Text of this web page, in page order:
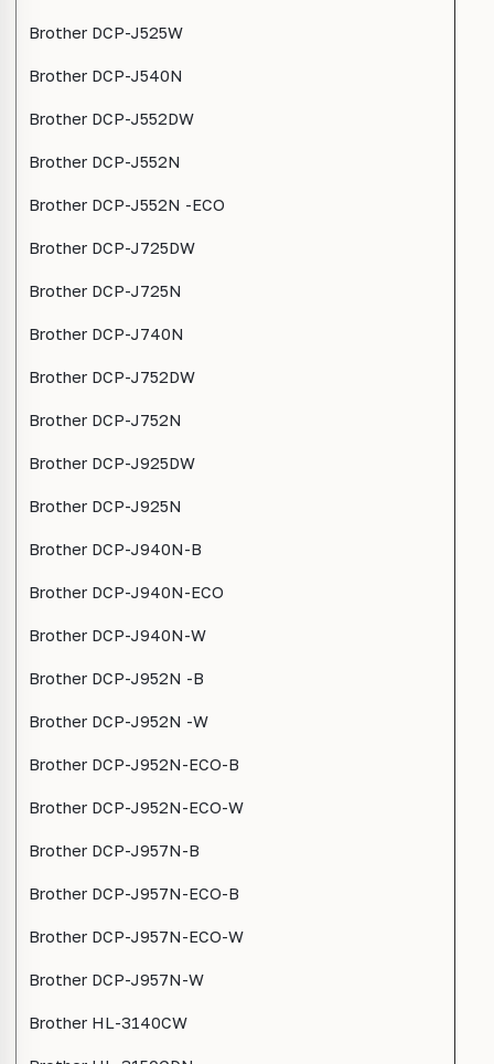
Brother DCP-J525W
Brother DCP-J540N
Brother DCP-J552DW
Brother DCP-J552N
Brother DCP-J552N -ECO
Brother DCP-J725DW
Brother DCP-J725N
Brother DCP-J740N
Brother DCP-J752DW
Brother DCP-J752N
Brother DCP-J925DW
Brother DCP-J925N
Brother DCP-J940N-B
Brother DCP-J940N-ECO
Brother DCP-J940N-W
Brother DCP-J952N -B
Brother DCP-J952N -W
Brother DCP-J952N-ECO-B
Brother DCP-J952N-ECO-W
Brother DCP-J957N-B
Brother DCP-J957N-ECO-B
Brother DCP-J957N-ECO-W
Brother DCP-J957N-W
Brother HL-3140CW